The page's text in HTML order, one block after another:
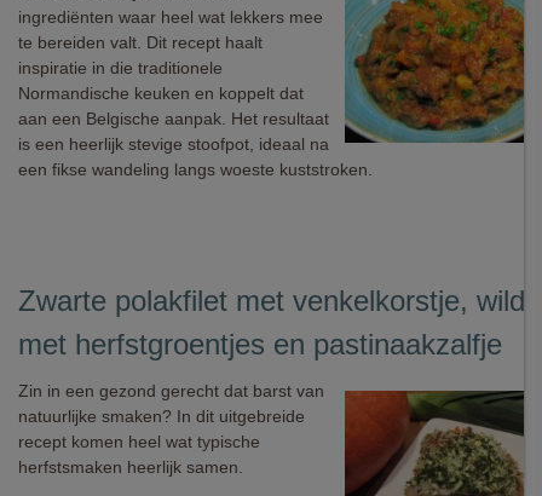
ingrediënten waar heel wat lekkers mee
te bereiden valt. Dit recept haalt
inspiratie in die traditionele
Normandische keuken en koppelt dat
aan een Belgische aanpak. Het resultaat
is een heerlijk stevige stoofpot, ideaal na
een fikse wandeling langs woeste kuststroken.
Zwarte polakfilet met venkelkorstje,
met herfstgroentjes en pastinaakzalfje
Zin in een gezond gerecht dat barst van
natuurlijke smaken? In dit uitgebreide
recept komen heel wat typische
herfstsmaken heerlijk samen.